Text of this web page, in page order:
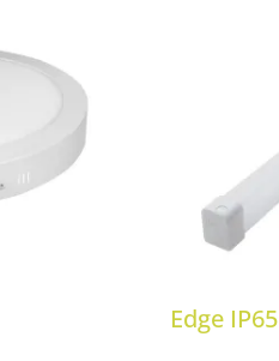
Edge IP65